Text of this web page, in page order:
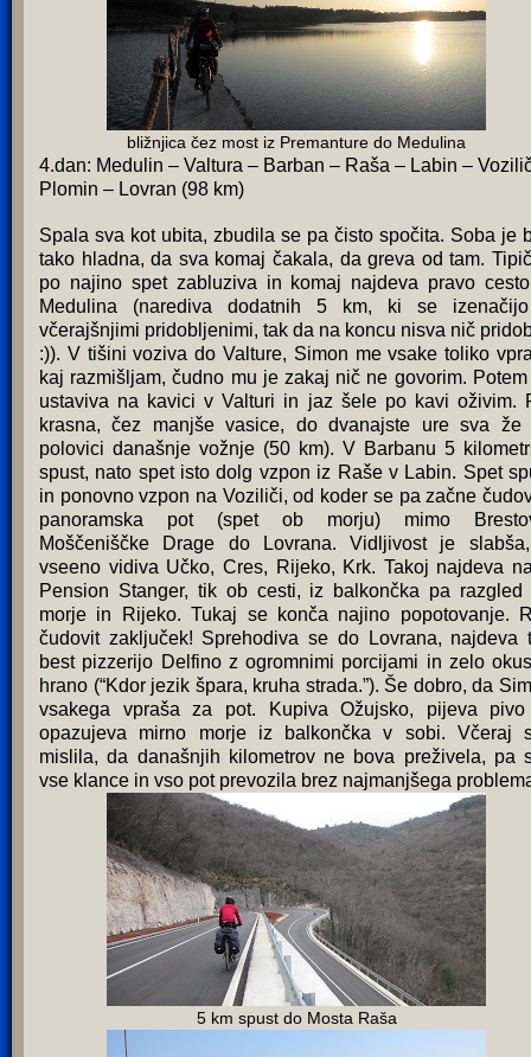
bližnjica čez most iz Premanture do Medulina
4.dan: Medulin – Valtura – Barban – Raša – Labin –
Plomin – Lovran (98 km)
Spala sva kot ubita, zbudila se pa čisto spočita. Soba je
tako hladna, da sva komaj čakala, da greva od tam.
po najino spet zabluziva in komaj najdeva pravo
Medulina (narediva dodatnih 5 km, ki se
včerajšnjimi pridobljenimi, tak da na koncu nisva nič
:)). V tišini voziva do Valture, Simon me vsake toliko
kaj razmišljam, čudno mu je zakaj nič ne govorim.
ustaviva na kavici v Valturi in jaz šele po kavi oživim.
krasna, čez manjše vasice, do dvanajste ure sva že
polovici današnje vožnje (50 km). V Barbanu 5
spust, nato spet isto dolg vzpon iz Raše v Labin. Spet
in ponovno vzpon na Voziliči, od koder se pa začne
panoramska pot (spet ob morju) mimo
Moščeniščke Drage do Lovrana. Vidljivost je
vseeno vidiva Učko, Cres, Rijeko, Krk. Takoj najdeva
Pension Stanger, tik ob cesti, iz balkončka pa razgled
morje in Rijeko. Tukaj se konča najino popotovanje.
čudovit zaključek! Sprehodiva se do Lovrana, najdeva
best pizzerijo Delfino z ogromnimi porcijami in zelo
hrano (“Kdor jezik špara, kruha strada.”). Še dobro, da
vsakega vpraša za pot. Kupiva Ožujsko, pijeva
opazujeva mirno morje iz balkončka v sobi. Včeraj
mislila, da današnjih kilometrov ne bova preživela, pa
vse klance in vso pot prevozila brez najmanjšega
5 km spust do Mosta Raša